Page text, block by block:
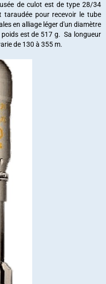
de culot est de type 28/34
taraudée pour recevoir le tube
en alliage léger d'un diamètre
est de 517 g. Sa longueur
de 130 à 355 m.